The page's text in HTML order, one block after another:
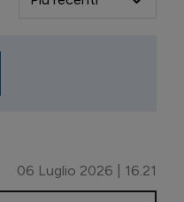
06 Luglio 2026 | 16.21